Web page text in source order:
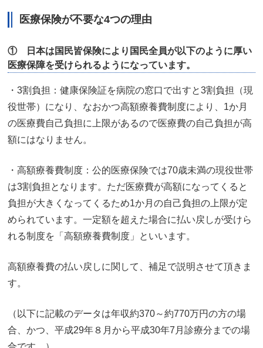
医療保険が不要な4つの理由
① 日本は国民皆保険により国民全員が以下のように厚い
医療保障を受けられるようになっています。
・3割負担：健康保険証を病院の窓口で出すと3割負担（現
役世帯）になり、なおかつ高額療養費制度により、1か月
の医療費自己負担に上限があるので医療費の自己負担が高
額にはなりません。
・高額療養費制度：公的医療保険では70歳未満の現役世帯
は3割負担となります。ただ医療費が高額になってくると
負担が大きくなってくるため1か月の自己負担の上限が定
められています。一定額を超えた場合に払い戻しが受けら
れる制度を「高額療養費制度」といいます。
高額療養費の払い戻しに関して、補足で説明させて頂きま
す。
（以下に記載のデータは年収約370～約770万円の方の場
合、かつ、平成29年８月から平成30年7月診療分までの場